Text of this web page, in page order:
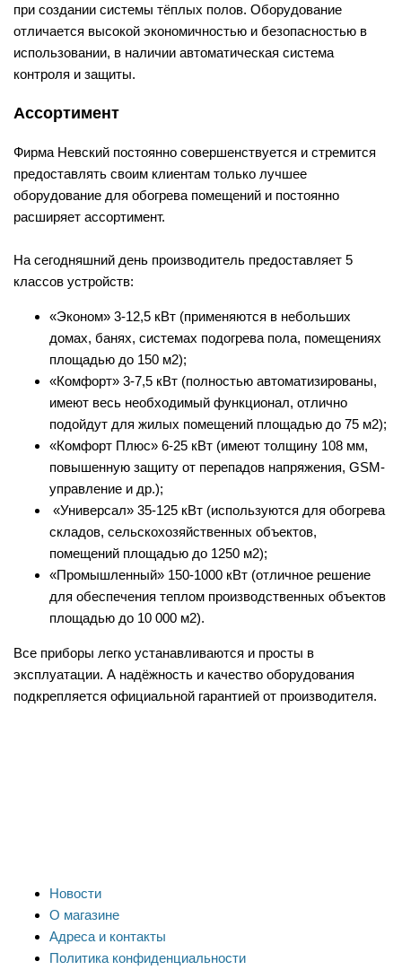
при создании системы тёплых полов. Оборудование
отличается высокой экономичностью и безопасностью в
использовании, в наличии автоматическая система
контроля и защиты.
Ассортимент
Фирма Невский постоянно совершенствуется и стремится
предоставлять своим клиентам только лучшее
оборудование для обогрева помещений и постоянно
расширяет ассортимент.
На сегодняшний день производитель предоставляет 5
классов устройств:
«Эконом» 3-12,5 кВт (применяются в небольших
домах, банях, системах подогрева пола, помещениях
площадью до 150 м2);
«Комфорт» 3-7,5 кВт (полностью автоматизированы,
имеют весь необходимый функционал, отлично
подойдут для жилых помещений площадью до 75 м2);
«Комфорт Плюс» 6-25 кВт (имеют толщину 108 мм,
повышенную защиту от перепадов напряжения, GSM-
управление и др.);
«Универсал» 35-125 кВт (используются для обогрева
складов, сельскохозяйственных объектов,
помещений площадью до 1250 м2);
«Промышленный» 150-1000 кВт (отличное решение
для обеспечения теплом производственных объектов
площадью до 10 000 м2).
Все приборы легко устанавливаются и просты в
эксплуатации. А надёжность и качество оборудования
подкрепляется официальной гарантией от производителя.
Новости
О магазине
Адреса и контакты
Политика конфиденциальности